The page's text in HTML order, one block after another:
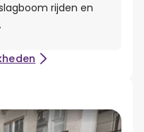
rijden en